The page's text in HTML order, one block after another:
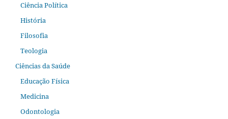
Ciência Política
História
Filosofia
Teologia
Ciências da Saúde
Educação Física
Medicina
Odontologia